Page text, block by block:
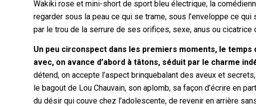
Wakiki rose et mini-short de sport bleu électrique, la
regarder sous la peau ce qui se trame, sous l’enveloppe ce
par le trou de la serrure de ses orifices, sexe, anus ou cicatrice
Un peu circonspect dans les premiers moments, le
avec, on avance d’abord à tâtons, séduit par le charme
détend, on accepte l’aspect brinquebalant des aveux et
le bagout de Lou Chauvain, son aplomb, sa façon d’écrire en
du désir qui couve chez l’adolescente, de revenir en arrière